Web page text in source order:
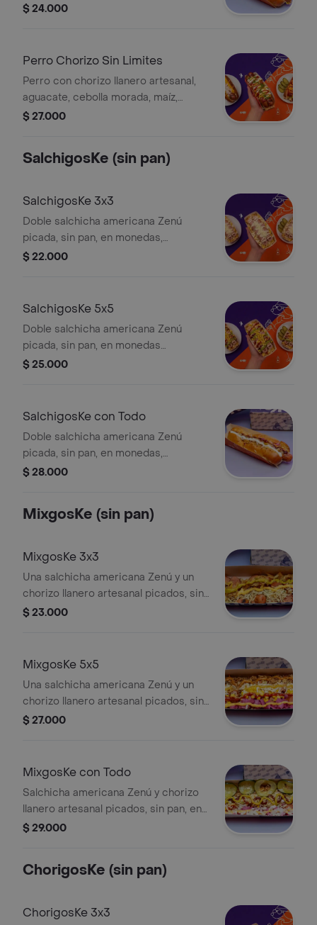
fritas y salsas variadas a elección.
$ 24.000
Perro Chorizo Sin Limites
Perro con chorizo llanero artesanal,
aguacate, cebolla morada, maíz,
tocineta y salsas variadas.
$ 27.000
SalchigosKe (sin pan)
SalchigosKe 3x3
Doble salchicha americana Zenú
picada, sin pan, en monedas,
acompañada de 3 toppings y 3 salsas
$ 22.000
SalchigosKe 5x5
Doble salchicha americana Zenú
picada, sin pan, en monedas
acompañada de 5 toppings y 5 salsas
$ 25.000
SalchigosKe con Todo
Doble salchicha americana Zenú
picada, sin pan, en monedas,
acompañada de toppings y salsas a
$ 28.000
MixgosKe (sin pan)
MixgosKe 3x3
Una salchicha americana Zenú y un
chorizo llanero artesanal picados, sin
pan, en monedas, acompañados de 3
$ 23.000
MixgosKe 5x5
Una salchicha americana Zenú y un
chorizo llanero artesanal picados, sin
pan, en monedas acompañados de 5
$ 27.000
MixgosKe con Todo
Salchicha americana Zenú y chorizo
llanero artesanal picados, sin pan, en
monedas, con toppings y salsas a
$ 29.000
ChorigosKe (sin pan)
ChorigosKe 3x3